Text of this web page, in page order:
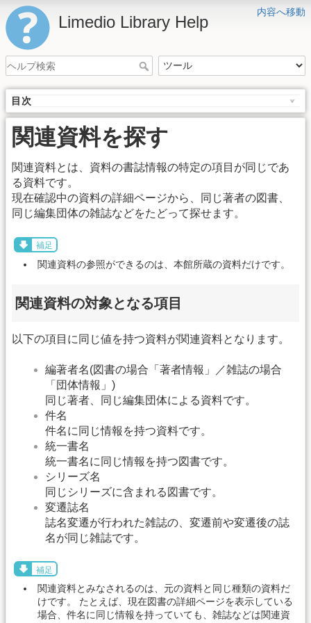
内容へ移動
Limedio Library Help
目次
関連資料を探す
関連資料とは、資料の書誌情報の特定の項目が同じであ
る資料です。
現在確認中の資料の詳細ページから、同じ著者の図書、
同じ編集団体の雑誌などをたどって探せます。
補足
関連資料の参照ができるのは、本館所蔵の資料だけです。
関連資料の対象となる項目
以下の項目に同じ値を持つ資料が関連資料となります。
編著者名(図書の場合「著者情報」／雑誌の場合
「団体情報」)
同じ著者、同じ編集団体による資料です。
件名
件名に同じ情報を持つ資料です。
統一書名
統一書名に同じ情報を持つ図書です。
シリーズ名
同じシリーズに含まれる図書です。
変遷誌名
誌名変遷が行われた雑誌の、変遷前や変遷後の誌
名が同じ雑誌です。
補足
関連資料とみなされるのは、元の資料と同じ種類の資料だ
けです。 たとえば、現在図書の詳細ページを表示している
場合、件名に同じ情報を持っていても、雑誌などは関連資